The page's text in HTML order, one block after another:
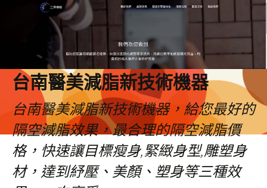
台南醫美減脂新技術機器
台南醫美減脂新技術機器，給您最好的
隔空減脂效果，最合理的隔空減脂價
格，快速讓目標瘦身,緊緻身型,雕塑身
材，達到紓壓、美顏、塑身等三種效